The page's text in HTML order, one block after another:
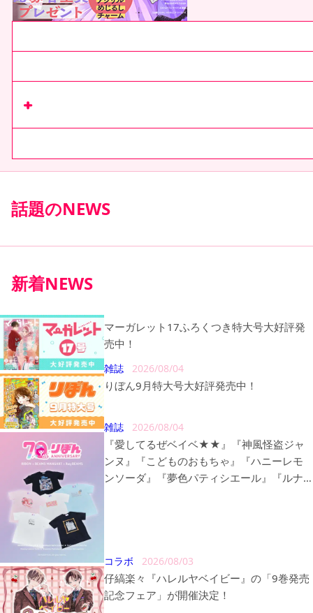
話題のNEWS
新着NEWS
マーガレット17ふろくつき特大号大好評発
売中！
雑誌 2026/08/04
りぼん9月特大号大好評発売中！
雑誌 2026/08/04
『愛してるぜベイベ★★』『神風怪盗ジャ
ンヌ』『こどものおもちゃ』『ハニーレモ
ンソーダ』『夢色パティシエール』『ルナ
コラボ 2026/08/03
仔縞楽々『ハレルヤベイビー』の「9巻発売
記念フェア」が開催決定！